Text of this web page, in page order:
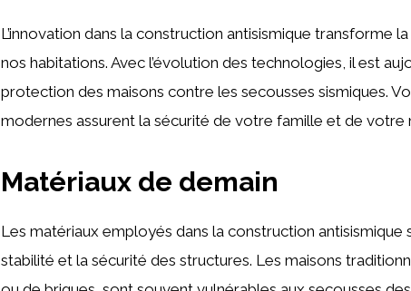
L’innovation dans la construction antisismique transforme
nos habitations. Avec l’évolution des technologies, il est
protection des maisons contre les secousses sismiques.
modernes assurent la sécurité de votre famille et de votre
Matériaux de demain
Les matériaux employés dans la construction antisismique
stabilité et la sécurité des structures. Les maisons